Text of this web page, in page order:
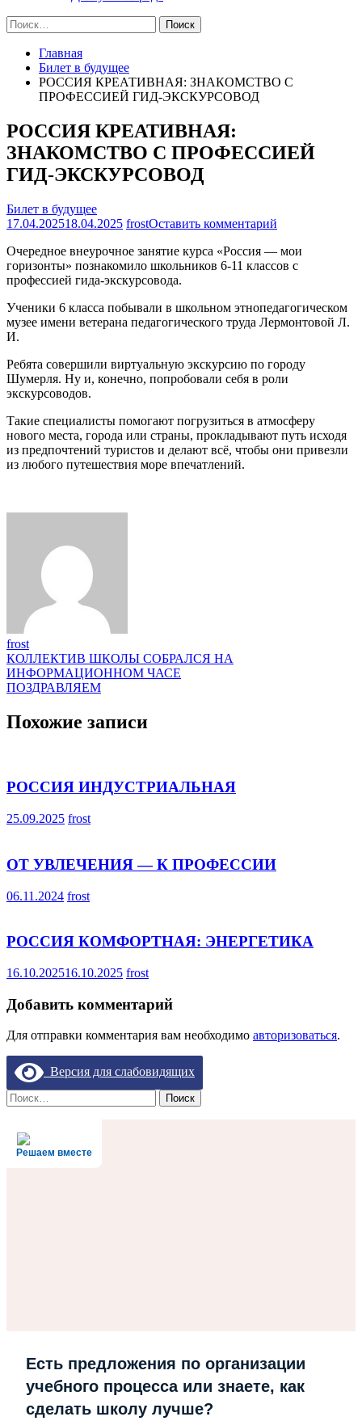
Найти:
Главная
Билет в будущее
РОССИЯ КРЕАТИВНАЯ: ЗНАКОМСТВО С
ПРОФЕССИЕЙ ГИД-ЭКСКУРСОВОД
РОССИЯ КРЕАТИВНАЯ:
ЗНАКОМСТВО С ПРОФЕССИЕЙ
ГИД-ЭКСКУРСОВОД
Билет в будущее
17.04.202518.04.2025 frostОставить комментарий
ГИД-
Очередное внеурочное занятие курса «Россия — мои
горизонты» познакомило школьников 6-11 классов с
профессией гида-экскурсовода.
Ученики 6 класса побывали в школьном этнопедагогическом
музее имени ветерана педагогического труда Лермонтовой Л.
И.
Ребята совершили виртуальную экскурсию по городу
Шумерля. Ну и, конечно, попробовали себя в роли
экскурсоводов.
Такие специалисты помогают погрузиться в атмосферу
нового места, города или страны, прокладывают путь исходя
из предпочтений туристов и делают всё, чтобы они привезли
из любого путешествия море впечатлений.
frost
Навигация
по
КОЛЛЕКТИВ ШКОЛЫ СОБРАЛСЯ НА
ИНФОРМАЦИОННОМ ЧАСЕ
ПОЗДРАВЛЯЕМ
Похожие записи
РОССИЯ ИНДУСТРИАЛЬНАЯ
25.09.2025 frost
ОТ УВЛЕЧЕНИЯ — К ПРОФЕССИИ
06.11.2024 frost
РОССИЯ КОМФОРТНАЯ: ЭНЕРГЕТИКА
16.10.202516.10.2025 frost
Добавить комментарий
Для отправки комментария вам необходимо авторизоваться.
Версия для слабовидящих
Найти:
Решаем вместе
Есть предложения по организации
учебного процесса или знаете, как
сделать школу лучше?